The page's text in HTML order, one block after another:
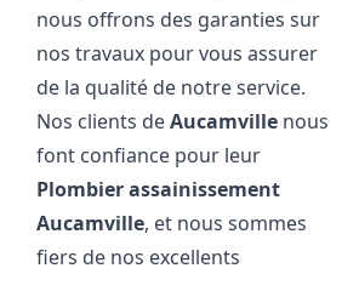
nous offrons des garanties sur
nos travaux pour vous assurer
de la qualité de notre service.
Nos clients deAucamville nous
font confiance pour leur
Plombier assainissement
Aucamville, et nous sommes
fiers de nos excellents